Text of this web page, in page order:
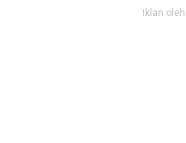
Iklan